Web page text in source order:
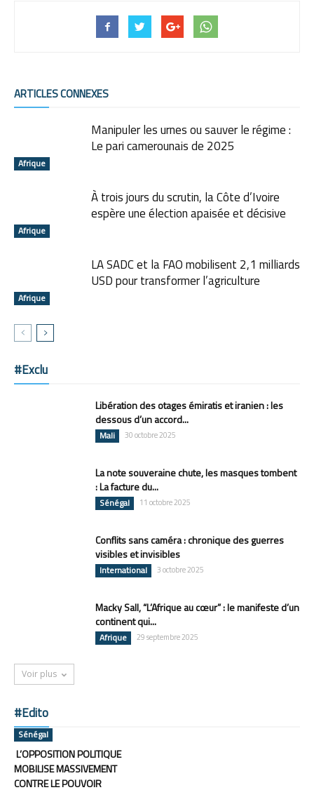
ARTICLES CONNEXES
Afrique
Manipuler les urnes ou sauver le régime :
Le pari camerounais de 2025
Afrique
À trois jours du scrutin, la Côte d’Ivoire
espère une élection apaisée et décisive
Afrique
LA SADC et la FAO mobilisent 2,1 milliards
USD pour transformer l’agriculture
#Exclu
Libération des otages émiratis et iranien : les
dessous d’un accord...
Mali 30 octobre 2025
La note souveraine chute, les masques tombent
: La facture du...
Sénégal 11 octobre 2025
Conflits sans caméra : chronique des guerres
visibles et invisibles
International 3 octobre 2025
Macky Sall, “L’Afrique au cœur” : le manifeste d’un
continent qui...
Afrique 29 septembre 2025
Voir plus
#Edito
Sénégal
L’OPPOSITION POLITIQUE
MOBILISE MASSIVEMENT
CONTRE LE POUVOIR